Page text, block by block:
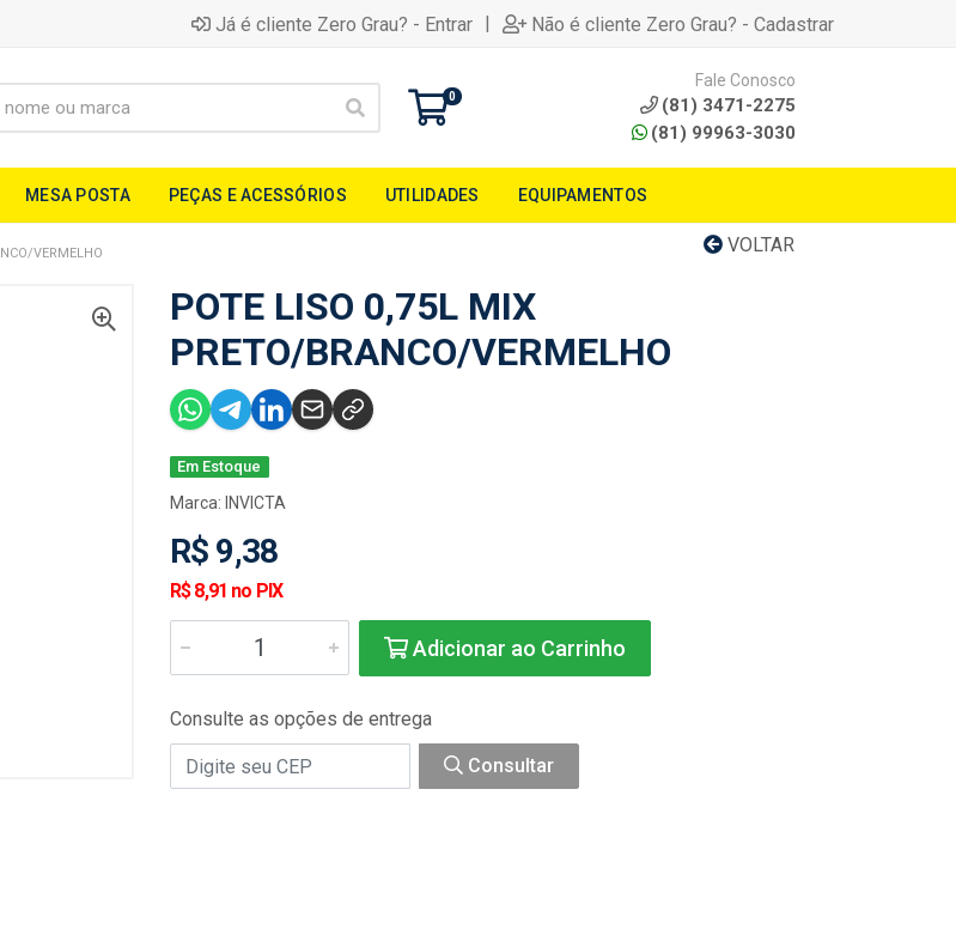
Já é cliente Zero Grau? - Entrar | Não é cliente Zero Grau? - Cadastrar
0
Fale Conosco
(81) 3471-2275
(81) 99963-3030
MESA POSTA PEÇAS E ACESSÓRIOS UTILIDADES EQUIPAMENTOS
VOLTAR
VERMELHO
POTE LISO 0,75L MIX
PRETO/BRANCO/VERMELHO
Em Estoque
Marca: INVICTA
R$ 9,38
R$ 8,91 no PIX
Adicionar ao Carrinho
Consulte as opções de entrega
Consultar